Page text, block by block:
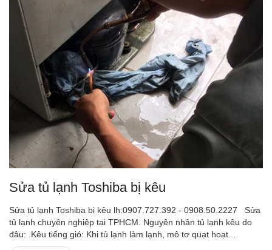
Sửa tủ lạnh Toshiba bị kêu
Sửa tủ lạnh Toshiba bị kêu lh:0907.727.392 - 0908.50.2227 Sửa
tủ lạnh chuyên nghiệp tại TPHCM. Nguyên nhân tủ lạnh kêu do
đâu: .Kêu tiếng gió: Khi tủ lạnh làm lạnh, mô tơ quạt hoạt...